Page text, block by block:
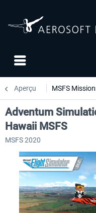
Aperçu MSFS
Adventum
Hawaii MSFS
MSFS 2020